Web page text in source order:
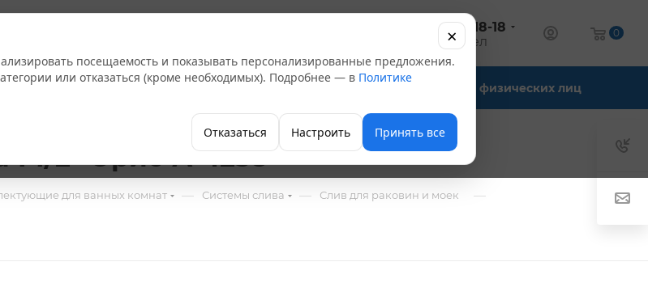
+7 (347) 246-18-18
оптовый отдел
0
Компания Офис-склады Для физических лиц
1/2" Орио А-4258
для ванных комнат — Системы слива — Слив для раковин и моек —
посещаемость и показывать персонализированные предложения.
или отказаться (кроме необходимых). Подробнее — в Политике
Отказаться Настроить Принять все
×